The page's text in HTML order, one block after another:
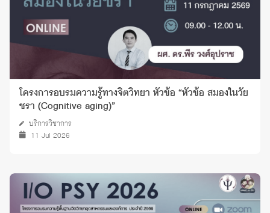
โครงการอบรมความรู้ทางจิตวิทยา หัวข้อ “หัวข้อ สมองในวัย
ชรา (Cognitive aging)”
บริการวิชาการ
11 Jul 2026